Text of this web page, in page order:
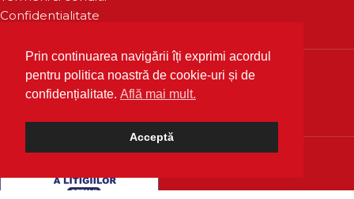
Prin continuarea navigării îți exprimi acordul
pentru politica noastră de cookie-uri și de
confidențialitate. Află mai mult.
Acceptă
Confidentialitate